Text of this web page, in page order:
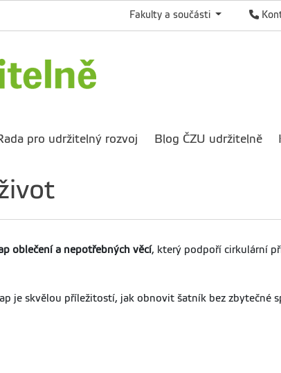
Fakulty a součásti
pro udržitelný rozvoj Blog ČZU udržitelně
oblečení a nepotřebných věcí, který podpoří cirkulární
je skvělou příležitostí, jak obnovit šatník bez zbytečné